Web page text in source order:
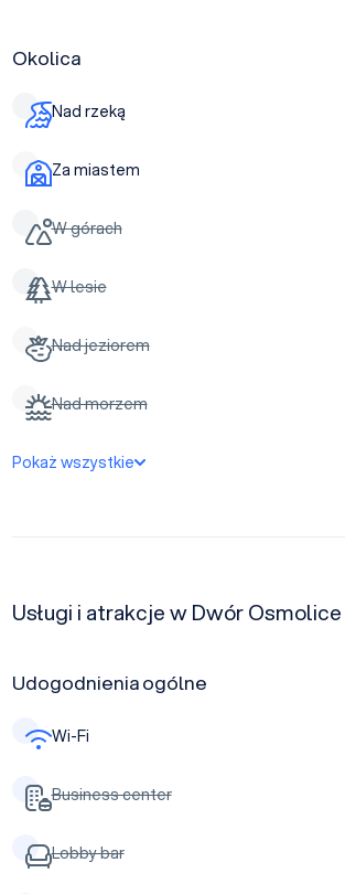
Okolica
Nad rzeką
Za miastem
W górach
W lesie
Nad jeziorem
Nad morzem
Pokaż wszystkie
Usługi i atrakcje w Dwór Osmolice
Udogodnienia ogólne
Wi-Fi
Business center
Lobby bar